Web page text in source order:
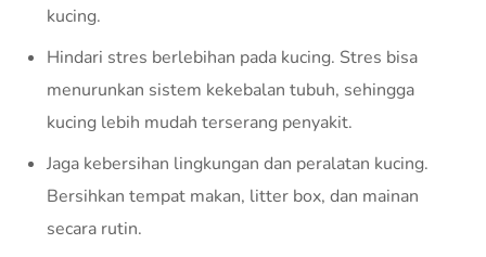
kucing.
Hindari stres berlebihan pada kucing. Stres bisa
menurunkan sistem kekebalan tubuh, sehingga
kucing lebih mudah terserang penyakit.
Jaga kebersihan lingkungan dan peralatan kucing.
Bersihkan tempat makan, litter box, dan mainan
secara rutin.